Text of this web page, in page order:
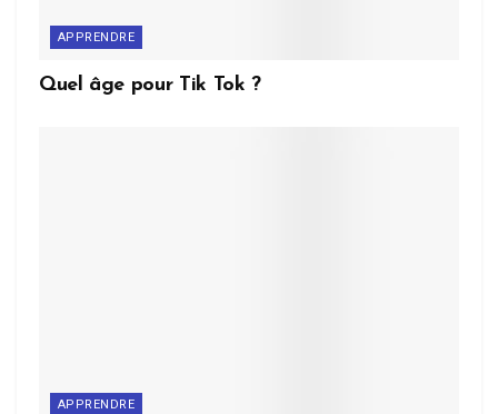
APPRENDRE
Quel âge pour Tik Tok ?
APPRENDRE